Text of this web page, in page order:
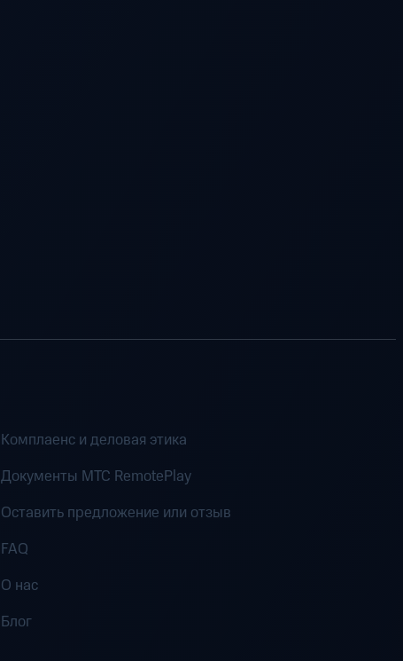
Комплаенс и деловая этика
Документы MTC RemotePlay
Оставить предложение или отзыв
FAQ
О нас
Блог